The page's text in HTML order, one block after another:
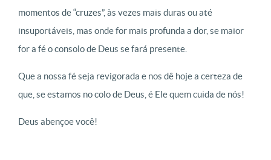
momentos de “cruzes”, às vezes mais duras ou até
insuportáveis, mas onde for mais profunda a dor, se maior
for a fé o consolo de Deus se fará presente.
Que a nossa fé seja revigorada e nos dê hoje a certeza de
que, se estamos no colo de Deus, é Ele quem cuida de nós!
Deus abençoe você!